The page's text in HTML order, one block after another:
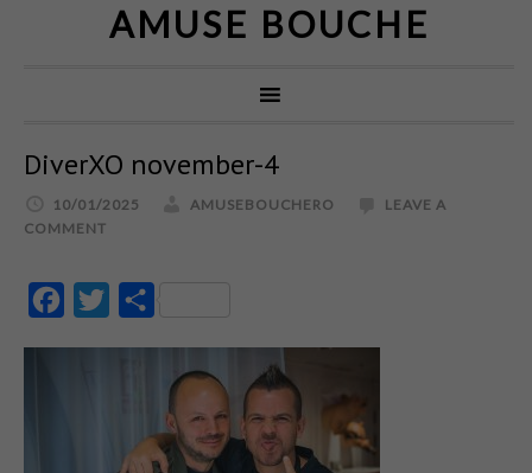
AMUSE BOUCHE
DiverXO november-4
10/01/2025 AMUSEBOUCHERO
LEAVE A
COMMENT
FacebookTwitter